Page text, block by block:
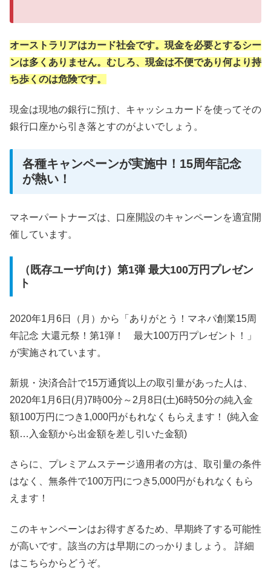
オーストラリアはカード社会です。現金を必要とするシー
ンは多くありません。むしろ、現金は不便であり何より持
ち歩くのは危険です。
現金は現地の銀行に預け、キャッシュカードを使ってその
銀行口座から引き落とすのがよいでしょう。
各種キャンペーンが実施中！15周年記念
が熱い！
マネーパートナーズは、口座開設のキャンペーンを適宜開
催しています。
（既存ユーザ向け）第1弾 最大100万円プレゼン
ト
2020年1月6日（月）から「ありがとう！マネパ創業15周
年記念 大還元祭！第1弾！ 最大100万円プレゼント！」
が実施されています。
新規・決済合計で15万通貨以上の取引量があった人は、
2020年1月6日(月)7時00分～2月8日(土)6時50分の純入金
額100万円につき1,000円がもれなくもらえます！ (純入金
額…入金額から出金額を差し引いた金額)
さらに、プレミアムステージ適用者の方は、取引量の条件
はなく、無条件で100万円につき5,000円がもれなくもら
えます！
このキャンペーンはお得すぎるため、早期終了する可能性
が高いです。該当の方は早期にのっかりましょう。 詳細
はこちらからどうぞ。